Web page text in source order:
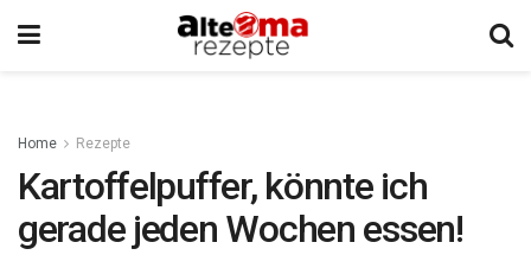
Home Rezepte
Kartoffelpuffer, könnte ich
gerade jeden Wochen essen!